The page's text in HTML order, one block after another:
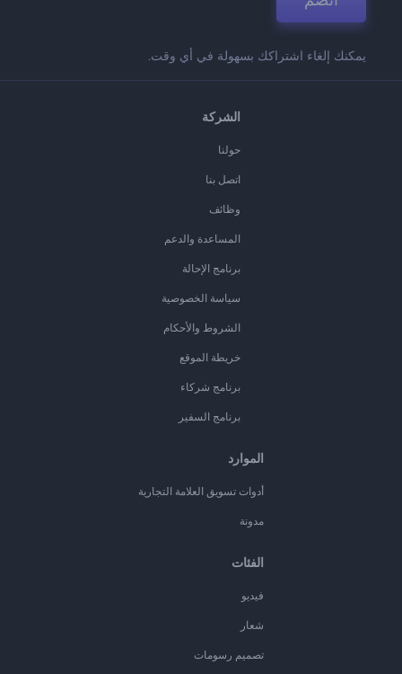
يمكنك إلغاء اشتراكك بسهولة في أي وقت.
الشركة
حولنا
اتصل بنا
وظائف
المساعدة والدعم
برنامج الإحالة
سياسة الخصوصية
الشروط والأحكام
خريطة الموقع
برنامج شركاء
برنامج السفير
الموارد
أدوات تسويق العلامة التجارية
مدونة
الفئات
فيديو
شعار
تصميم رسومات